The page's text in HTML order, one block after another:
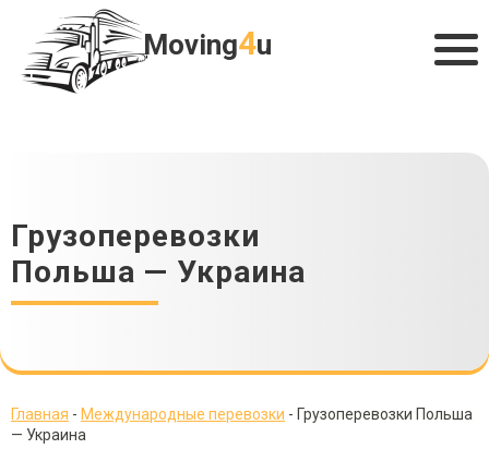
Moving4u
Грузоперевозки
Польша — Украина
Главная - Международные перевозки - Грузоперевозки Польша
— Украина